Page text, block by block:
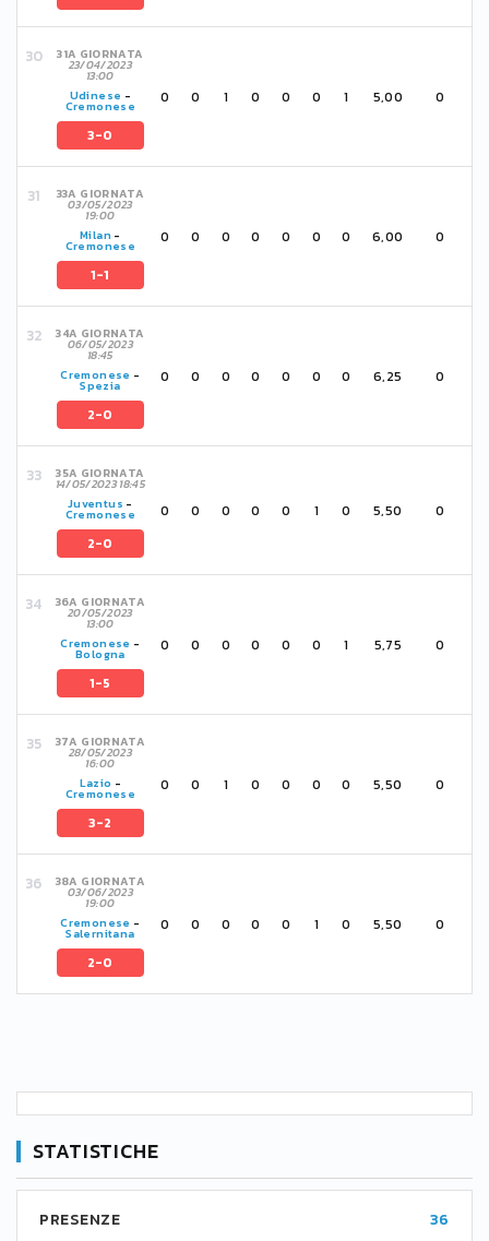
31A GIORNATA
23/04/2023
13:00
Udinese -
Cremonese
3-0
0 0 1 0 0 0 1 5,00 0
33A GIORNATA
03/05/2023
19:00
Milan-
Cremonese
1-1
0 0 0 0 0 0 0 6,00 0
34A GIORNATA
06/05/2023
18:45
Cremonese -
Spezia
2-0
0 0 0 0 0 0 0 6,25 0
35A GIORNATA
14/05/2023 18:45
Juventus -
Cremonese
2-0
0 0 0 0 0 1 0 5,50 0
36A GIORNATA
20/05/2023
13:00
Cremonese -
Bologna
1-5
0 0 0 0 0 0 1 5,75 0
37A GIORNATA
28/05/2023
16:00
Lazio -
Cremonese
3-2
0 0 1 0 0 0 0 5,50 0
38A GIORNATA
03/06/2023
19:00
Cremonese -
Salernitana
2-0
0 0 0 0 0 1 0 5,50 0
STATISTICHE
PRESENZE 36